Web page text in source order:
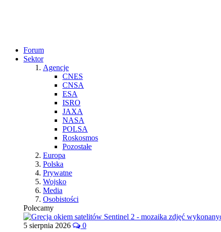
Forum
Sektor
Agencje
CNES
CNSA
ESA
ISRO
JAXA
NASA
POLSA
Roskosmos
Pozostałe
Europa
Polska
Prywatne
Wojsko
Media
Osobistości
Polecamy
5 sierpnia 2026 0